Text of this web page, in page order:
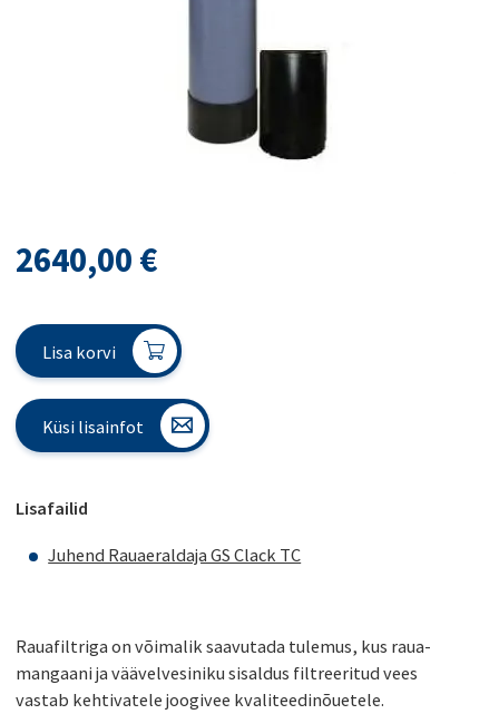
2640,00 €
Lisa korvi
Küsi lisainfot
Lisafailid
Juhend Rauaeraldaja GS Clack TC
Rauafiltriga on võimalik saavutada tulemus, kus raua-
mangaani ja väävelvesiniku sisaldus filtreeritud vees
vastab kehtivatele joogivee kvaliteedinõuetele.